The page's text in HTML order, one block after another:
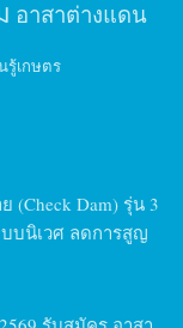
อาสาต่างแดน
รู้เกษตร
(Check Dam) รุ่น 3
บนิเวศ ลดการสูญ